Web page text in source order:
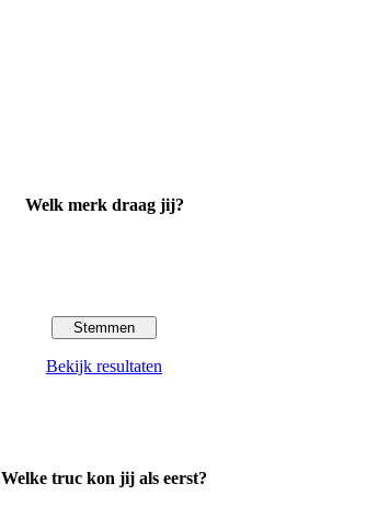
Welk merk draag jij?
Bekijk resultaten
Welke truc kon jij als eerst?